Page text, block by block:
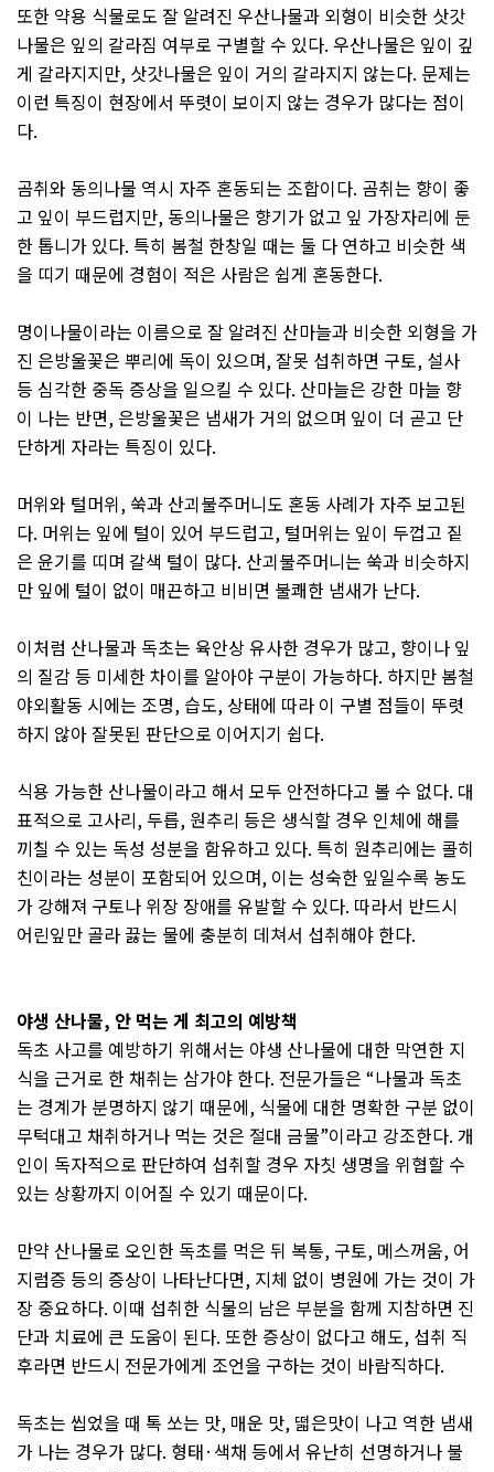
또한 약용 식물로도 잘 알려진 우산나물과 외형이 비슷한 삿갓
나물은 잎의 갈라짐 여부로 구별할 수 있다. 우산나물은 잎이 깊
게 갈라지지만, 삿갓나물은 잎이 거의 갈라지지 않는다. 문제는
이런 특징이 현장에서 뚜렷이 보이지 않는 경우가 많다는 점이
다.
곰취와 동의나물 역시 자주 혼동되는 조합이다. 곰취는 향이 좋
고 잎이 부드럽지만, 동의나물은 향기가 없고 잎 가장자리에 둔
한 톱니가 있다. 특히 봄철 한창일 때는 둘 다 연하고 비슷한 색
을 띠기 때문에 경험이 적은 사람은 쉽게 혼동한다.
명이나물이라는 이름으로 잘 알려진 산마늘과 비슷한 외형을 가
진 은방울꽃은 뿌리에 독이 있으며, 잘못 섭취하면 구토, 설사
등 심각한 중독 증상을 일으킬 수 있다. 산마늘은 강한 마늘 향
이 나는 반면, 은방울꽃은 냄새가 거의 없으며 잎이 더 곧고 단
단하게 자라는 특징이 있다.
머위와 털머위, 쑥과 산괴불주머니도 혼동 사례가 자주 보고된
다. 머위는 잎에 털이 있어 부드럽고, 털머위는 잎이 두껍고 짙
은 윤기를 띠며 갈색 털이 많다. 산괴불주머니는 쑥과 비슷하지
만 잎에 털이 없이 매끈하고 비비면 불쾌한 냄새가 난다.
이처럼 산나물과 독초는 육안상 유사한 경우가 많고, 향이나 잎
의 질감 등 미세한 차이를 알아야 구분이 가능하다. 하지만 봄철
야외활동 시에는 조명, 습도, 상태에 따라 이 구별 점들이 뚜렷
하지 않아 잘못된 판단으로 이어지기 쉽다.
식용 가능한 산나물이라고 해서 모두 안전하다고 볼 수 없다. 대
표적으로 고사리, 두릅, 원추리 등은 생식할 경우 인체에 해를
끼칠 수 있는 독성 성분을 함유하고 있다. 특히 원추리에는 콜히
친이라는 성분이 포함되어 있으며, 이는 성숙한 잎일수록 농도
가 강해져 구토나 위장 장애를 유발할 수 있다. 따라서 반드시
어린잎만 골라 끓는 물에 충분히 데쳐서 섭취해야 한다.
야생 산나물, 안 먹는 게 최고의 예방책
독초 사고를 예방하기 위해서는 야생 산나물에 대한 막연한 지
식을 근거로 한 채취는 삼가야 한다. 전문가들은 “나물과 독초
는 경계가 분명하지 않기 때문에, 식물에 대한 명확한 구분 없이
무턱대고 채취하거나 먹는 것은 절대 금물”이라고 강조한다. 개
인이 독자적으로 판단하여 섭취할 경우 자칫 생명을 위협할 수
있는 상황까지 이어질 수 있기 때문이다.
만약 산나물로 오인한 독초를 먹은 뒤 복통, 구토, 메스꺼움, 어
지럼증 등의 증상이 나타난다면, 지체 없이 병원에 가는 것이 가
장 중요하다. 이때 섭취한 식물의 남은 부분을 함께 지참하면 진
단과 치료에 큰 도움이 된다. 또한 증상이 없다고 해도, 섭취 직
후라면 반드시 전문가에게 조언을 구하는 것이 바람직하다.
독초는 씹었을 때 톡 쏘는 맛, 매운 맛, 떫은맛이 나고 역한 냄새
가 나는 경우가 많다. 형태· 색채 등에서 유난히 선명하거나 불